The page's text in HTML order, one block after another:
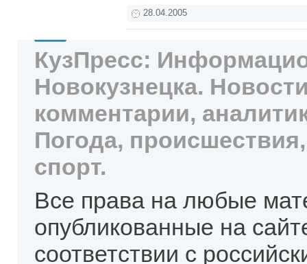
28.04.2005
КузПресс:
Новокузнецка.
комментарии,
Погода,
спорт.
Все права на любые
опубликованные на
соответствии с